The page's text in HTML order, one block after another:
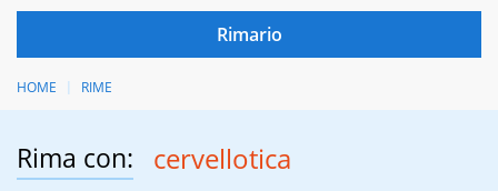
HOME RIME
Rima con: cervellotica